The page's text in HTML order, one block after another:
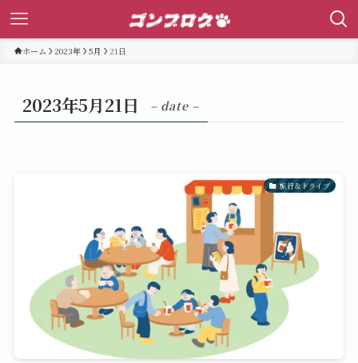
ホーム 2023年 5月 21日
2023年5月21日 – date –
旅行＆ドライブ